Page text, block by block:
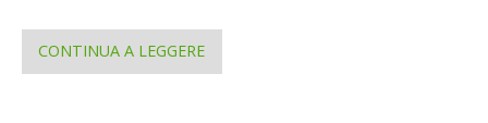
CONTINUA A LEGGERE